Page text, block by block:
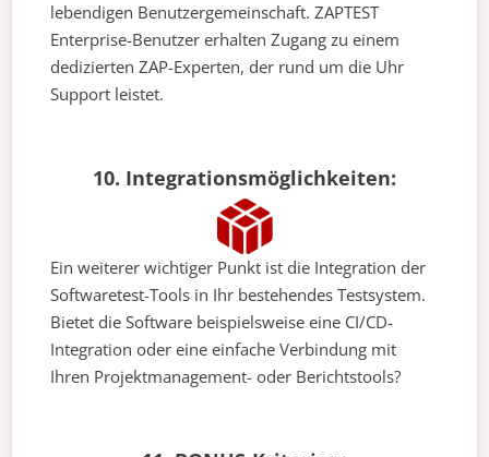
lebendigen Benutzergemeinschaft. ZAPTEST
Enterprise-Benutzer erhalten Zugang zu einem
dedizierten ZAP-Experten, der rund um die Uhr
Support leistet.
10. Integrationsmöglichkeiten:
Ein weiterer wichtiger Punkt ist die Integration der
Softwaretest-Tools in Ihr bestehendes Testsystem.
Bietet die Software beispielsweise eine CI/CD-
Integration oder eine einfache Verbindung mit
Ihren Projektmanagement- oder Berichtstools?